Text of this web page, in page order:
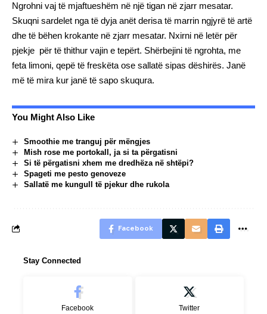
Ngrohni vaj të mjaftueshëm në një tigan në zjarr mesatar.
Skuqni sardelet nga të dyja anët derisa të marrin ngjyrë të artë
dhe të bëhen krokante në zjarr mesatar. Nxirni në letër për
pjekje për të thithur vajin e tepërt. Shërbejini të ngrohta, me
feta limoni, qepë të freskëta ose sallatë sipas dëshirës. Janë
më të mira kur janë të sapo skuqura.
You Might Also Like
Smoothie me tranguj për mëngjes
Mish rose me portokall, ja si ta përgatisni
Si të përgatisni xhem me dredhëza në shtëpi?
Spageti me pesto genoveze
Sallatë me kungull të pjekur dhe rukola
Facebook
Stay Connected
Facebook Twitter